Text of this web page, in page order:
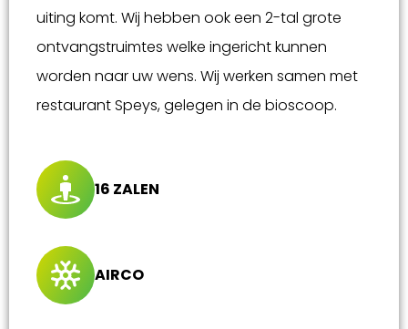
uiting komt. Wij hebben ook een 2-tal grote
ontvangstruimtes welke ingericht kunnen
worden naar uw wens. Wij werken samen met
restaurant Speys, gelegen in de bioscoop.
16 ZALEN
AIRCO